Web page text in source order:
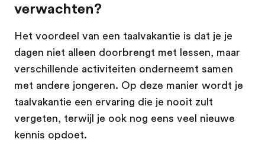
verwachten?
Het voordeel van een taalvakantie is dat je je
dagen niet alleen doorbrengt met lessen, maar
verschillende activiteiten onderneemt samen
met andere jongeren. Op deze manier wordt je
taalvakantie een ervaring die je nooit zult
vergeten, terwijl je ook nog eens veel nieuwe
kennis opdoet.